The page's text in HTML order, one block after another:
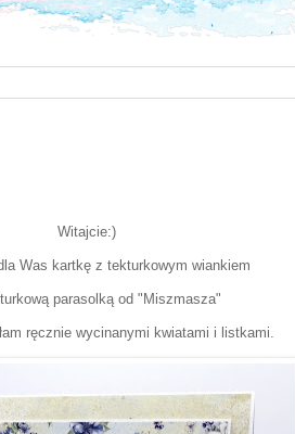
Witajcie:)
Was kartkę z tekturkowym wiankiem
parasolką od "Miszmasza"
ręcznie wycinanymi kwiatami i listkami.